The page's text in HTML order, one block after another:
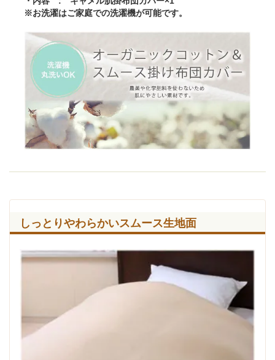
※お洗濯はご家庭での洗濯機が可能です。
しっとりやわらかいスムース生地面